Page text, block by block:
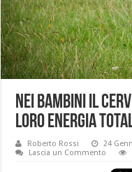
Nei bambini il
loro energia
Roberto Rossi 24
Lascia un Commento